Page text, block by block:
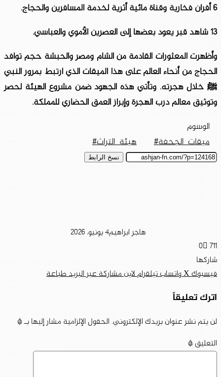
6 أفران فخارية وقناة مائية أثرية لخدمة المسافرين والحجاج.
13 شاهد قبر يعود بعضها إلى العصرين الأموي والعباسي.
وأظهرت المعثورات القادمة من الشام ومصر والحبشة حجم توافد
الحجاج من أنحاء العالم على هذا الميقات الذي ارتبط بمرور النبي
ﷺ خلال هجرته. وتأتي هذه الجهود ضمن مشروع الهيئة لحصر
وتوثيق معالم درب الهجرة وإبراز العمق الحضاري للمملكة.
الوسوم
ميقات_الجحفة#
هيئة_التراث#
نسخ الرابط
هاجر ابراهيم4 يونيو، 2026
0 711
شاركها
فيسبوك‫Xواتسابتيلقراملاينمشاركة عبر البريدطباعة
اترك تعليقاً
لن يتم نشر عنوان بريدك الإلكتروني.الحقول الإلزامية مشار إليها بـ*
التعليق*